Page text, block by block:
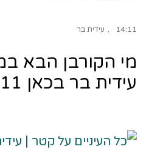
14:11 עידית בר
מי הקורבן הבא
עידית בר בכאן 11 עם יואב זהבי